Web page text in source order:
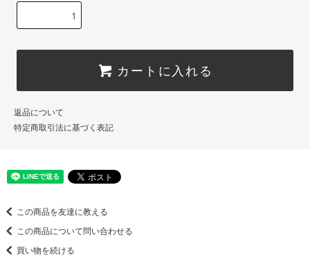
カートに入れる
返品について
特定商取引法に基づく表記
この商品を友達に教える
この商品について問い合わせる
買い物を続ける